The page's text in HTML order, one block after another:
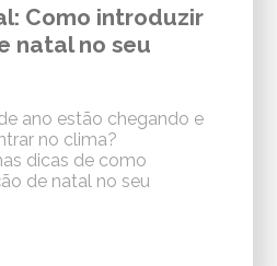
Como introduzir
natal no seu
ano estão chegando e
no clima?
dicas de como
de natal no seu